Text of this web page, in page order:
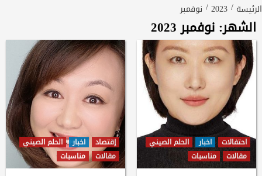
الرئيسة 2023 نوفمبر
الشهر: نوفمبر 2023
احتفالات اخبار
الحلم الصيني
مقالات
مناسبات
إقتصاد اخبار
الحلم الصيني
مقالات
مناسبات